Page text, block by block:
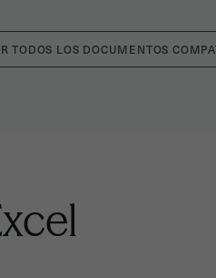
TODOS LOS DOCUMENTOS